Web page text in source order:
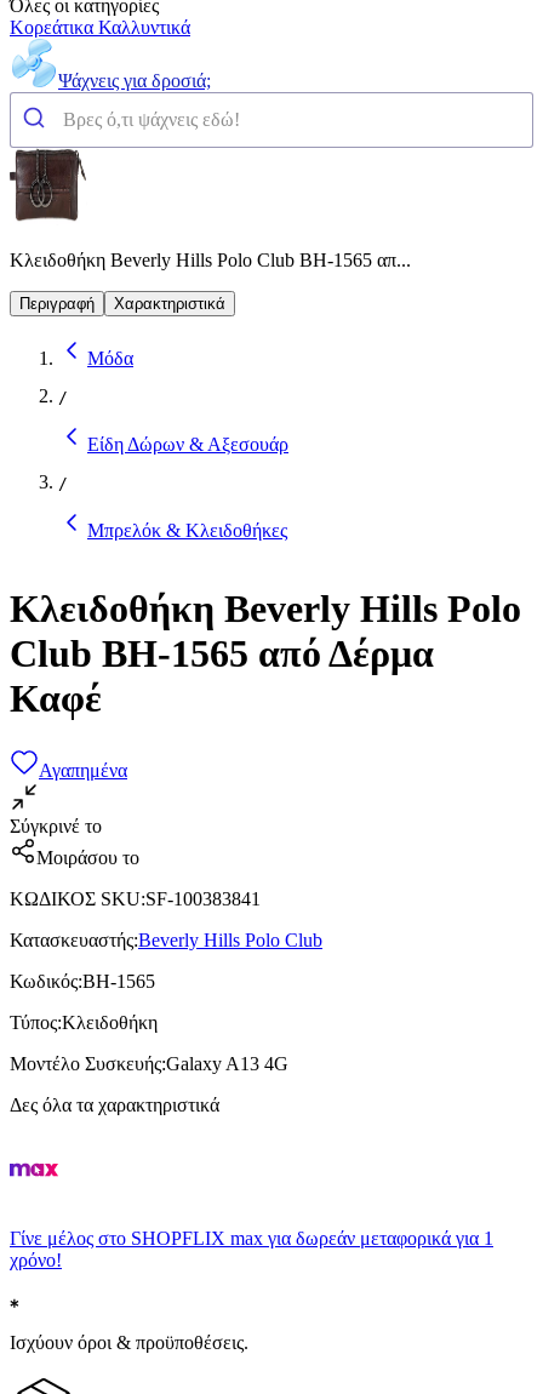
Όλες οι κατηγορίες
Κορεάτικα Καλλυντικά
Ψάχνεις για δροσιά;
Κλειδοθήκη Beverly Hills Polo Club BH-1565 απ...
Περιγραφή Χαρακτηριστικά
Μόδα
/
Είδη Δώρων & Αξεσουάρ
/
Μπρελόκ & Κλειδοθήκες
Κλειδοθήκη Beverly Hills Polo
Club BH-1565 από Δέρμα
Καφέ
Αγαπημένα
Σύγκρινέ το
Μοιράσου το
ΚΩΔΙΚΟΣ SKU:SF-100383841
Κατασκευαστής:Beverly Hills Polo Club
Κωδικός:BH-1565
Τύπος:Κλειδοθήκη
Μοντέλο Συσκευής:Galaxy A13 4G
Δες όλα τα χαρακτηριστικά
Γίνε μέλος στο SHOPFLIX max για δωρεάν μεταφορικά για 1
χρόνο!
Ισχύουν όροι & προϋποθέσεις.